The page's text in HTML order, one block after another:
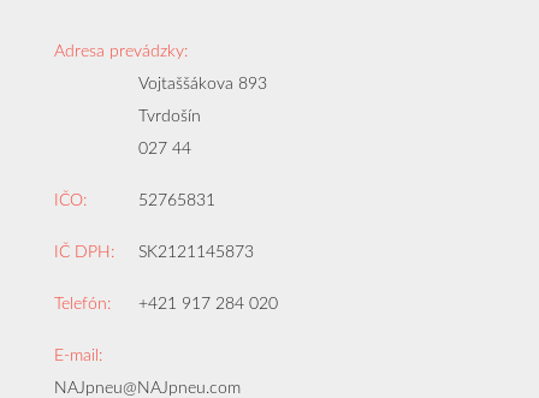
Adresa prevádzky:
Vojtaššákova 893
Tvrdošín
027 44
IČO: 52765831
IČ DPH: SK2121145873
Telefón: +421 917 284 020
E-mail:
NAJpneu@NAJpneu.com